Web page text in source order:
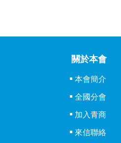
關於本會
本會簡介
全國分會
加入青商
來信聯絡